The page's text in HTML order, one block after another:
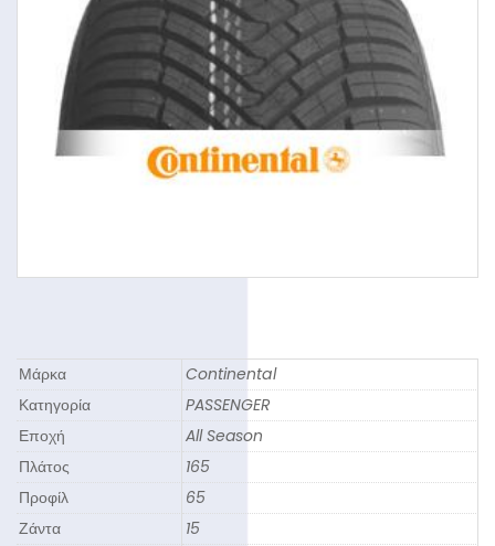
Μάρκα
Continental
Κατηγορία
PASSENGER
Εποχή
All Season
Πλάτος
165
Προφίλ
65
Ζάντα
15